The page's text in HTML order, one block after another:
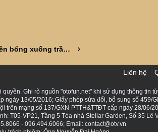
Tổng hợp về ca khúc lên bổng xuống trầm của giá Vàng.
Liên hệ
Ghi rõ nguồn "otofun.net" khi sử dụng thông tin
13/05/2016; Giấy phép sửa đổi, bổ sung số 459/
trên mạng số 137/GXN-PTTH&TTĐT cấp ngày 28/06/
T05-VP21, Tầng 5 Tòa nhà Stellar Garden, Số 35
- 096.494.6066; Email: contact@otv.vn